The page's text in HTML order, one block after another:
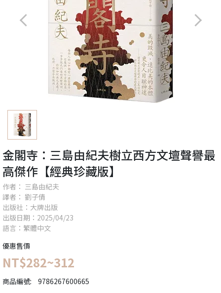
金閣寺：三島由紀夫樹立西方文壇聲譽最
高傑作【經典珍藏版】
作者： 三島由紀夫
譯者： 劉子倩
出版社：大牌出版
出版日期：2025/04/23
語言：繁體中文
優惠售價
NT$282~312
商品編號: 9786267600665